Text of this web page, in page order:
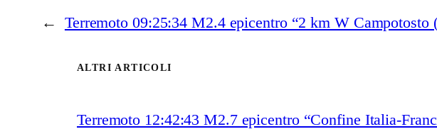
← Terremoto 09:25:34 M2.4 epicentro “2 km W Campotosto
ALTRI ARTICOLI
Terremoto 12:42:43 M2.7 epicentro “Confine Italia-